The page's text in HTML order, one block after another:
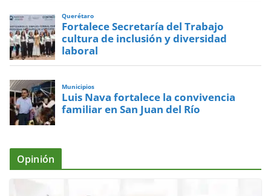
Querétaro
Fortalece Secretaría del Trabajo
cultura de inclusión y diversidad
laboral
Municipios
Luis Nava fortalece la convivencia
familiar en San Juan del Río
Opinión